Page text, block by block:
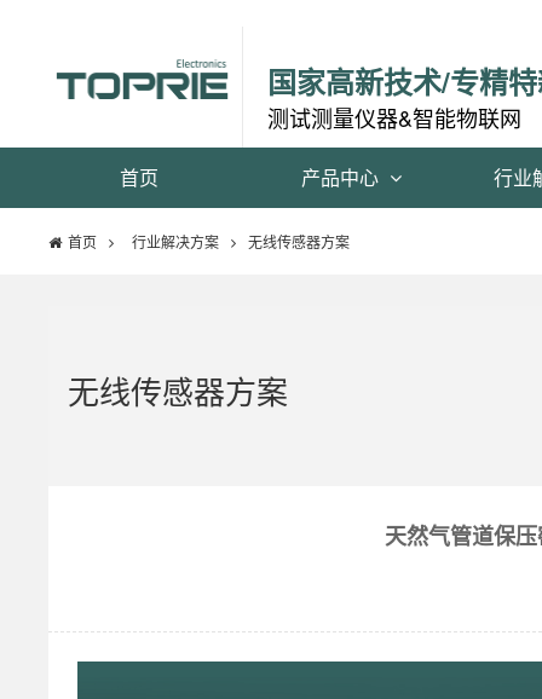
国家高新技术/专精
测试测量仪器&智能物联网
首页 产品中心 行业
首页 行业解决方案 无线传感器方案
无线传感器方案
天然气管道保